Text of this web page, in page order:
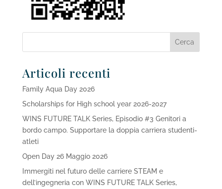
Articoli recenti
Family Aqua Day 2026
Scholarships for High school year 2026-2027
WINS FUTURE TALK Series, Episodio #3 Genitori a
bordo campo. Supportare la doppia carriera studenti-
atleti
Open Day 26 Maggio 2026
Immergiti nel futuro delle carriere STEAM e
dell’ingegneria con WINS FUTURE TALK Series,